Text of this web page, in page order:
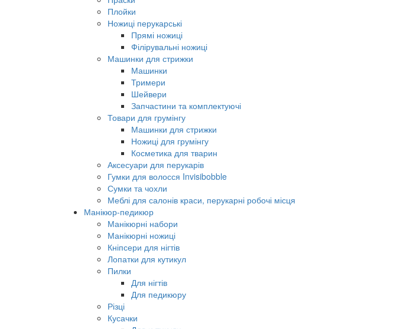
Плойки
Ножиці перукарські
Прямі ножиці
Філірувальні ножиці
Машинки для стрижки
Машинки
Тримери
Шейвери
Запчастини та комплектуючі
Товари для грумінгу
Машинки для стрижки
Ножиці для грумінгу
Косметика для тварин
Аксесуари для перукарів
Гумки для волосся Invisibobble
Сумки та чохли
Меблі для салонів краси, перукарні робочі місця
Манікюр-педикюр
Манікюрні набори
Манікюрні ножиці
Кніпсери для нігтів
Лопатки для кутикул
Пилки
Для нігтів
Для педикюру
Різці
Кусачки